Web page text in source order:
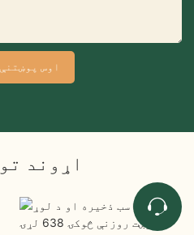
اوس
اړوند